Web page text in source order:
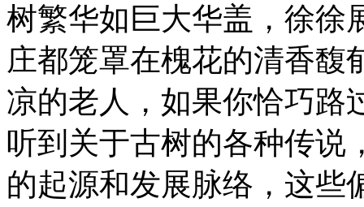
树繁华如巨大华盖，徐徐
庄都笼罩在槐花的清香馥
凉的老人，如果你恰巧路
听到关于古树的各种传说
的起源和发展脉络，这些